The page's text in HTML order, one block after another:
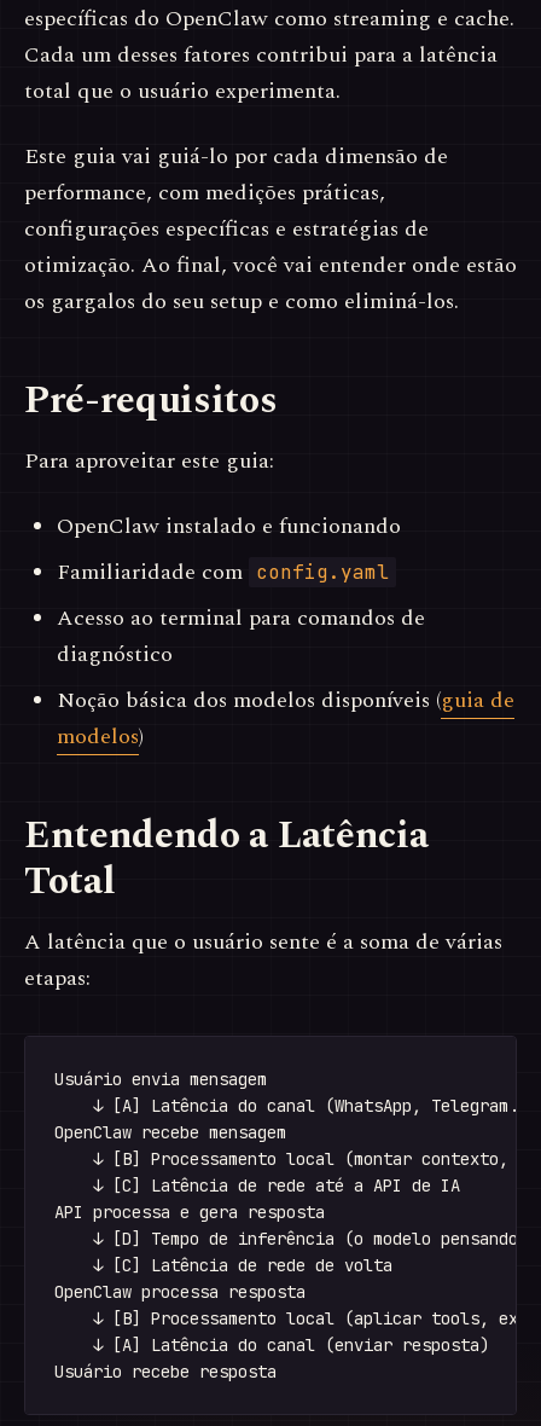
específicas do OpenClaw como streaming e cache.
Cada um desses fatores contribui para a latência
total que o usuário experimenta.
Este guia vai guiá-lo por cada dimensão de
performance, com medições práticas,
configurações específicas e estratégias de
otimização. Ao final, você vai entender onde estão
os gargalos do seu setup e como eliminá-los.
Pré-requisitos
Para aproveitar este guia:
OpenClaw instalado e funcionando
Familiaridade com config.yaml
Acesso ao terminal para comandos de
diagnóstico
Noção básica dos modelos disponíveis (guia de
modelos)
Entendendo a Latência
Total
A latência que o usuário sente é a soma de várias
etapas:
Usuário envia mensagem
↓ [A] Latência do canal (WhatsApp,
OpenClaw recebe mensagem
↓ [B] Processamento local (montar contexto,
    ↓ [C] Latência de rede até a API de IA
API processa e gera resposta
    ↓ [D] Tempo de inferência (o modelo pensando)
    ↓ [C] Latência de rede de volta
OpenClaw processa resposta
↓ [B] Processamento local (aplicar tools,
    ↓ [A] Latência do canal (enviar resposta)